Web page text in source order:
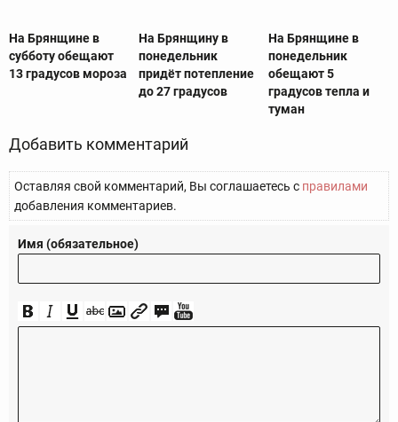
На Брянщине в
субботу обещают
13 градусов мороза
На Брянщину в
понедельник
придёт потепление
до 27 градусов
На Брянщине в
понедельник
обещают 5
градусов тепла и
туман
Добавить комментарий
Оставляя свой комментарий, Вы соглашаетесь с правилами
добавления комментариев.
Имя (обязательное)